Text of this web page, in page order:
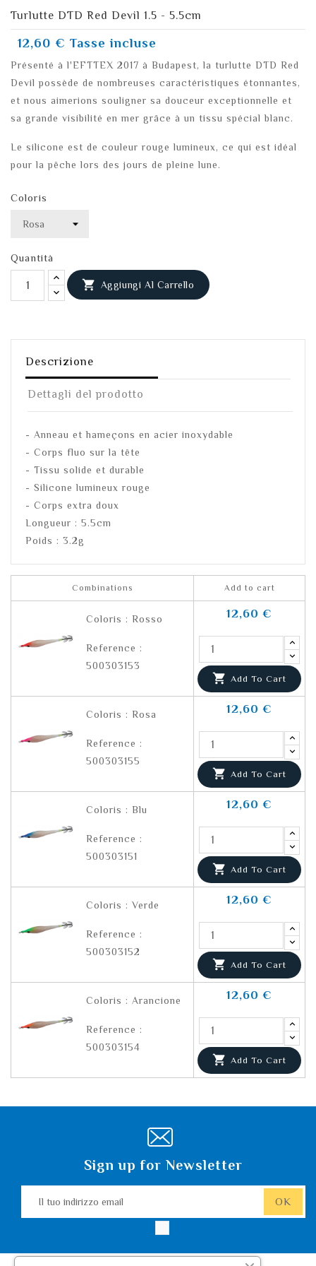
Turlutte DTD Red Devil 1.5 - 5.5cm
12,60 € Tasse incluse
Présenté à l'EFTTEX 2017 à Budapest, la turlutte DTD Red
Devil possède de nombreuses caractéristiques étonnantes,
et nous aimerions souligner sa douceur exceptionnelle et
sa grande visibilité en mer grâce à un tissu spécial blanc.
Le silicone est de couleur rouge lumineux, ce qui est idéal
pour la pêche lors des jours de pleine lune.
Coloris
Quantità
 Aggiungi Al Carrello
Descrizione
Dettagli del prodotto
- Anneau et hameçons en acier inoxydable
- Corps fluo sur la tête
- Tissu solide et durable
- Silicone lumineux rouge
- Corps extra doux
Longueur : 5.5cm
Poids : 3.2g
Combinations Add to cart
Coloris : Rosso
Reference :
500303153
12,60 €
 Add To Cart
Coloris : Rosa
Reference :
500303155
12,60 €
 Add To Cart
Coloris : Blu
Reference :
500303151
12,60 €
 Add To Cart
Coloris : Verde
Reference :
500303152
12,60 €
 Add To Cart
Coloris : Arancione
Reference :
500303154
12,60 €
 Add To Cart
Sign up for Newsletter